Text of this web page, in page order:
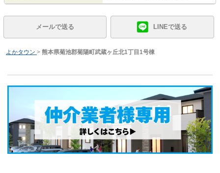
メールで送る LINEで送る
よかタウン > 熊本県菊池郡菊陽町武蔵ヶ丘北1丁目1号棟